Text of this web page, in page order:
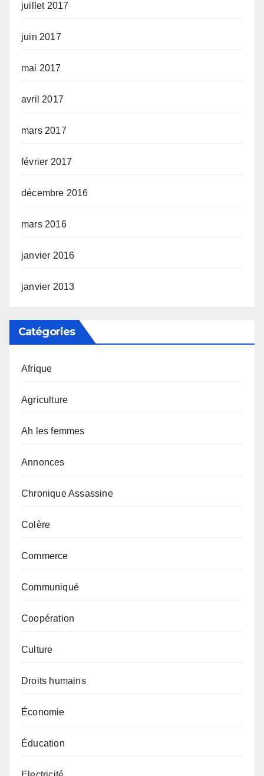
juillet 2017
juin 2017
mai 2017
avril 2017
mars 2017
février 2017
décembre 2016
mars 2016
janvier 2016
janvier 2013
Catégories
Afrique
Agriculture
Ah les femmes
Annonces
Chronique Assassine
Colère
Commerce
Communiqué
Coopération
Culture
Droits humains
Économie
Éducation